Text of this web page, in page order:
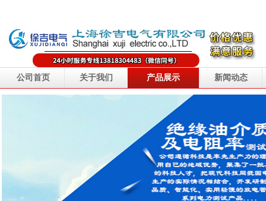
公司首页 关于我们 产品展示 新闻动态